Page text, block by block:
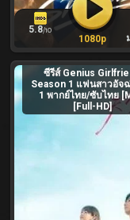
5.8/10
1080p
ซีรีส์ Genius
Season 1 แฟนสาวอัจฉ
1 พากย์ไทย/ซับไทย
[Full-HD]